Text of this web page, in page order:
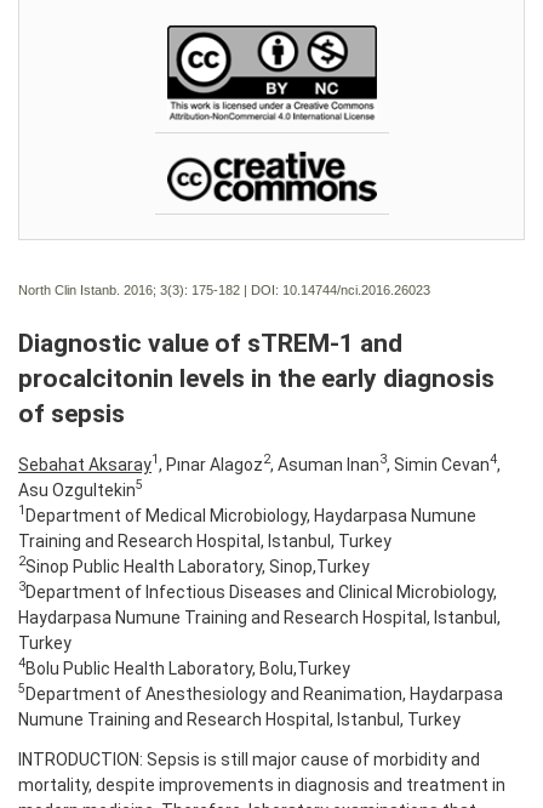
North Clin Istanb. 2016; 3(3): 175-182 | DOI: 10.14744/nci.2016.26023
Diagnostic value of sTREM-1 and
procalcitonin levels in the early diagnosis
of sepsis
Sebahat Aksaray1 , Pınar Alagoz2, Asuman Inan3, Simin Cevan4,
Asu Ozgultekin5
1 Department of Medical Microbiology, Haydarpasa Numune
Training and Research Hospital, Istanbul, Turkey
2Sinop Public Health Laboratory, Sinop,Turkey
3Department of Infectious Diseases and Clinical Microbiology,
Haydarpasa Numune Training and Research Hospital, Istanbul,
Turkey
4Bolu Public Health Laboratory, Bolu,Turkey
5Department of Anesthesiology and Reanimation, Haydarpasa
Numune Training and Research Hospital, Istanbul, Turkey
INTRODUCTION: Sepsis is still major cause of morbidity and
mortality, despite improvements in diagnosis and treatment in